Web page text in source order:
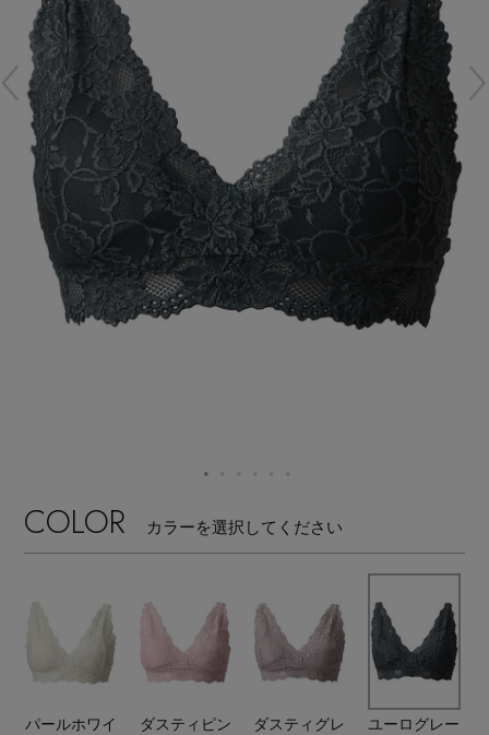
【雨の日】急な雨対策グッズ
【Tシャツ】デイリーに活躍
【サンダル】ビーサンの季節！
【ワンピース】猛暑日はこれ！
【リネン】涼しい夏素材
【限定】ここでしか買えないアイテム
『ELLE』最新号掲載
【ジュエリー】シルバーでクールに
アイテム一覧
SALE
CATEGORY
ウェア
ワンピース・チュニック
パンツ
パンプス
スニーカー
フラットシューズ
すべてのバッグ・財布
ショルダーバッグ
トートバッグ
すべてのファッション小物
ストール・マフラー・ケープ
帽子・イヤーマフ
アクセサリー
ピアス・イヤリング
ネックレス
すべてのランジェリー
ランジェリー
スポーツ
すべてのスポーツ
SUPPORT
ご利用ガイド
カスタマーサポート
エル・ショップについて
COLOR カラーを選択してください
パールホワイ ダスティピン ダスティグレ ユーログレー